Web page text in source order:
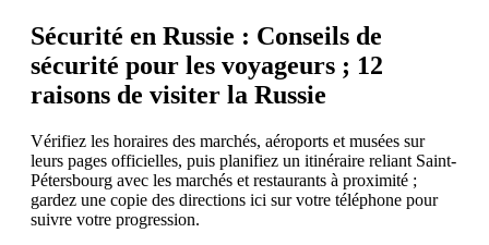
Sécurité en Russie : Conseils de
sécurité pour les voyageurs ; 12
raisons de visiter la Russie
Vérifiez les horaires des marchés, aéroports et musées sur
leurs pages officielles, puis planifiez un itinéraire reliant Saint-
Pétersbourg avec les marchés et restaurants à proximité ;
gardez une copie des directions ici sur votre téléphone pour
suivre votre progression.